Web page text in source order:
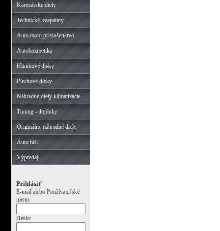
Karosárske diely
Technické kvapaliny
Auto moto príslušenstvo
Autokozmetika
Hlinikové disky
Plechové disky
Náhradné diely klimatizácie
Tuning - doplnky
Originálne náhradné diely
Auto hifi
Výpredaj
Prihlásiť
E-mail alebo Používateľské
meno:
Heslo: